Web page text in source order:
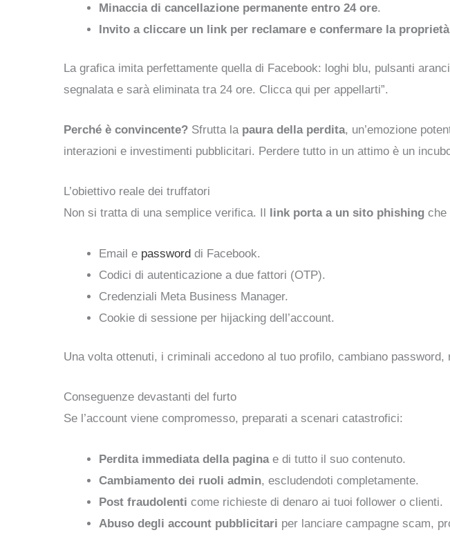
Minaccia di cancellazione permanente entro 24 ore.
Invito a cliccare un link per reclamare e confermare la proprietà
La grafica imita perfettamente quella di Facebook: loghi blu, pulsanti
segnalata e sarà eliminata tra 24 ore. Clicca qui per appellarti”.
Perché è convincente? Sfrutta la paura della perdita, un’emozione
interazioni e investimenti pubblicitari. Perdere tutto in un attimo è un
L’obiettivo reale dei truffatori
Non si tratta di una semplice verifica. Il
link porta a un sito phishing che
Email e password di Facebook.
Codici di autenticazione a due fattori (OTP).
Credenziali Meta Business Manager.
Cookie di sessione per hijacking dell’account.
Una volta ottenuti, i criminali accedono al tuo profilo, cambiano
Conseguenze devastanti del furto
Se l’account viene compromesso, preparati a scenari catastrofici:
Perdita immediata della paginae di tutto il suo contenuto.
Cambiamento dei ruoli admin, escludendoti completamente.
Post fraudolenti come richieste di denaro ai tuoi follower o clienti.
Abuso degli account pubblicitari per lanciare campagne scam,